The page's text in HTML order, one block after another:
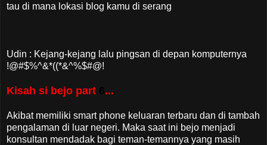
tau di mana lokasi blog kamu di serang
Udin : Kejang-kejang lalu pingsan di depan komputernya
!@#$%^&*((*&^%$#@!
Kisah si bejo part ...
Akibat memiliki smart phone keluaran terbaru dan di tambah
pengalaman di luar negeri. Maka saat ini bejo menjadi
konsultan mendadak bagi teman-temannya yang masih